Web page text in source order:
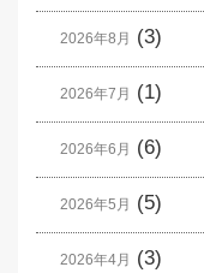
2026年8月 (3)
2026年7月 (1)
2026年6月 (6)
2026年5月 (5)
2026年4月 (3)